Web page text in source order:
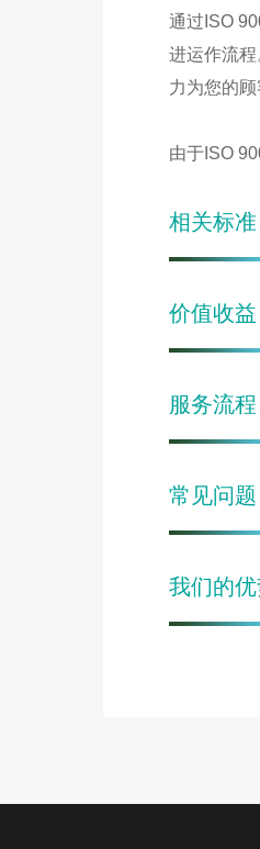
通过ISO
进运作流
力为您的顾
由于ISO
相关标准
价值收益
服务流程
常见问题
我们的